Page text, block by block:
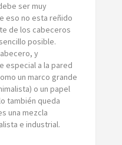
ser muy
eso no esta reñido
de los cabeceros
posible.
y
especial a la pared
un marco grande
o un papel
también queda
una mezcla
e industrial.